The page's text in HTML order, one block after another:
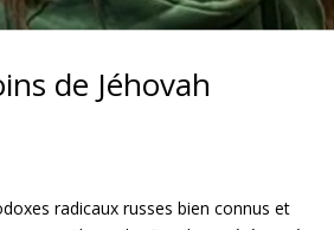
de Jéhovah
radicaux russes bien connus et